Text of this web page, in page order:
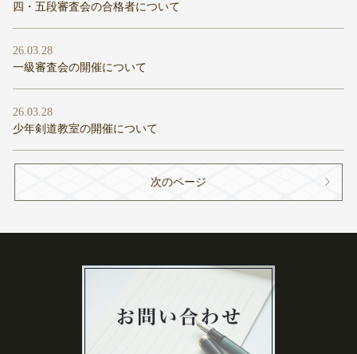
四・五段審査会の合格者について
26.03.28
一級審査会の開催について
26.03.28
少年剣道教室の開催について
次のページ